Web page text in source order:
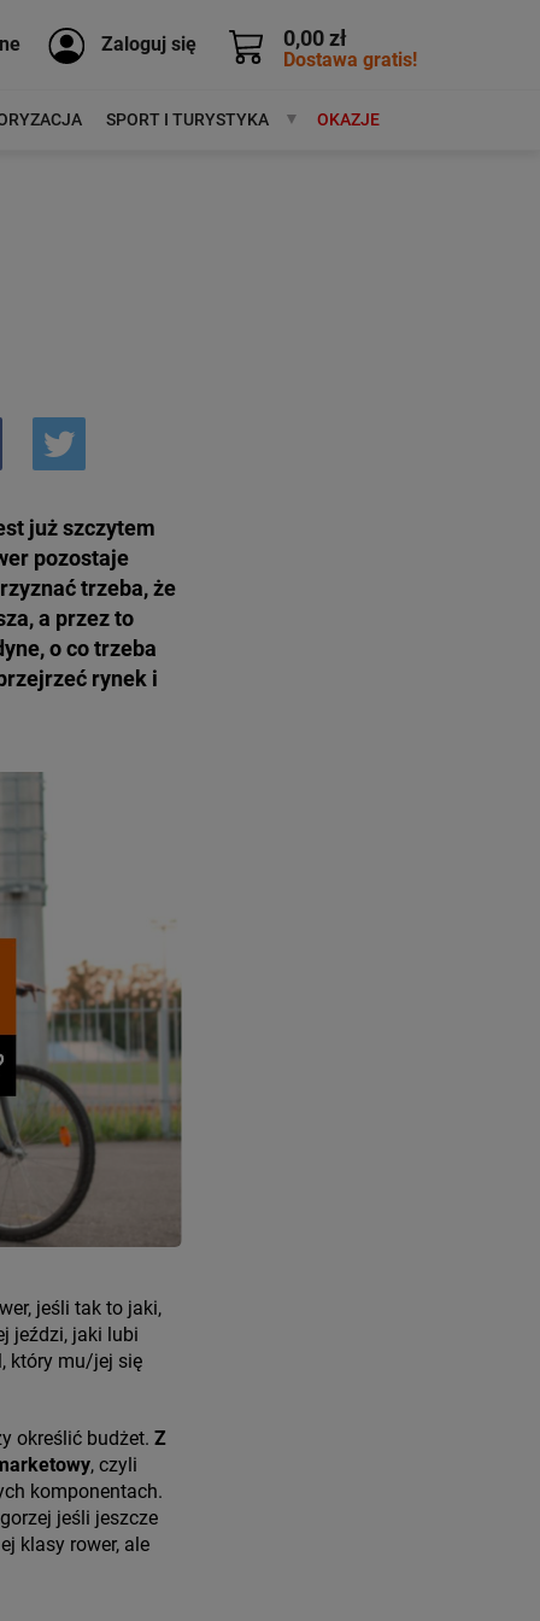
0,00 zł
Dostawa gratis!
Zaloguj się
SPORT I TURYSTYKA MARKIOKAZJE
już szczytem
pozostaje
trzeba, że
a przez to
o co trzeba
rynek i
jeśli tak to jaki,
jeździ, jaki lubi
który mu/jej się
określić budżet. Z
, czyli
komponentach.
jeśli jeszcze
klasy rower, ale